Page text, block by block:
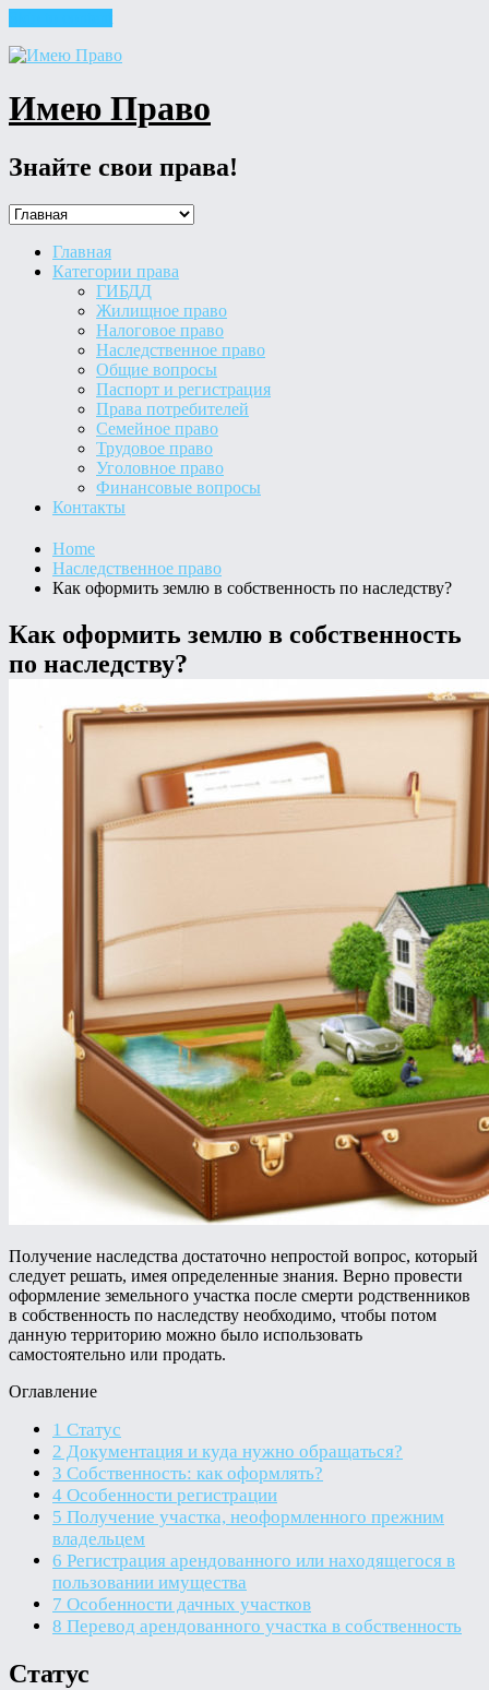
Имею Право
Знайте свои права!
Главная
Категории права
ГИБДД
Жилищное право
Налоговое право
Наследственное право
Общие вопросы
Паспорт и регистрация
Права потребителей
Семейное право
Трудовое право
Уголовное право
Финансовые вопросы
Контакты
Home
Наследственное право
Как оформить землю в собственность по наследству?
Как оформить землю в собственность
по наследству?
Получение наследства достаточно непростой вопрос, который
следует решать, имея определенные знания. Верно провести
оформление земельного участка после смерти родственников
в собственность по наследству необходимо, чтобы потом
данную территорию можно было использовать
самостоятельно или продать.
Оглавление
1 Статус
2 Документация и куда нужно обращаться?
3 Собственность: как оформлять?
4 Особенности регистрации
5 Получение участка, неоформленного прежним
владельцем
6 Регистрация арендованного или находящегося в
пользовании имущества
7 Особенности дачных участков
8 Перевод арендованного участка в собственность
Статус